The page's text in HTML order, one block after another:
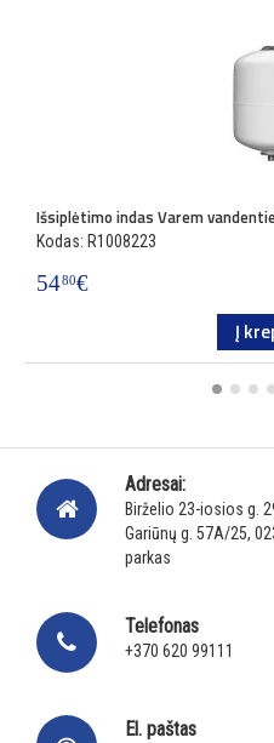
Išsiplėtimo indas Varem
Kodas: R1008223
5480€
Į
Adresai:
Birželio 23-iosios g.
Gariūnų g. 57A/25,
parkas
Telefonas
+370 620 99111
El. paštas